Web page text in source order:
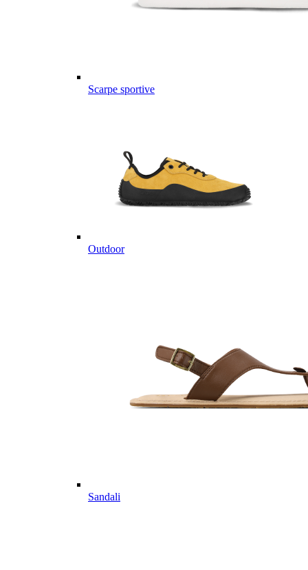
Scarpe sportive
Outdoor
Sandali